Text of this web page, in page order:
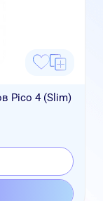
Pico 4 (Slim)